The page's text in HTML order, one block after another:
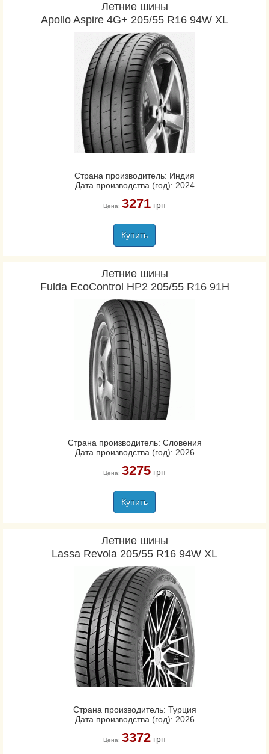
Летние шины
Apollo Aspire 4G+ 205/55 R16 94W XL
Страна производитель: Индия
Дата производства (год): 2024
Цена: 3271грн
Купить
Летние шины
Fulda EcoControl HP2 205/55 R16 91H
Страна производитель: Словения
Дата производства (год): 2026
Цена: 3275грн
Купить
Летние шины
Lassa Revola 205/55 R16 94W XL
Страна производитель: Турция
Дата производства (год): 2026
Цена: 3372грн